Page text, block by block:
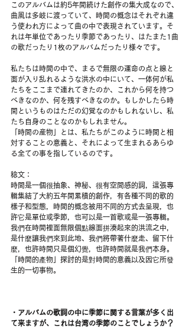
このアルバムは約5年間続けた創作の集大成なので、
曲風は多岐に渡っていて、時間の概念はそれぞれ違
う使われ方によって曲の中で表現されています。そ
れは年単位であったり季節であったり、はたまた1曲
の歌だったり1枚のアルバムだったり様々です。
私たちは時間の中で、まるで無限の運命の点と線と
面が入り乱れるような洪水の中にいて、一体何が私
たちをここまで連れてきたのか、これから何を持つ
べきなのか、何を残すべきなのか。もしかしたら時
間というものはただの幻覚なのかもしれないし、私
たち自身のことなのかもしれません。
「時間の産物」とは、私たちがこのように時間と相
対することの意義と、それによって生まれるあらゆ
る全ての事を指しているのです。
稔文：
時間是一個很抽象、神秘、很有空間感的詞，這張專
輯集結了大約五年間累積的創作，有各種不同的歌的
樣子和型態，時間的概念被用不同的方式去呈現，也
許它是單位或季節，也可以是一首歌或是一張專輯。
我們在時間裡面無限個點線面拼湊起來的洪流之中，
是什麼讓我們來到此地、我們將帶著什麼走、留下什
麼，也許時間只是個幻覺，也許時間就是我們本身。
「時間的產物」探討的是對時間的意義以及因它所發
生的一切事物。
・アルバムの歌詞の中に季節に関する言葉が多く出
て来ますが、これは台湾の季節のことでしょうか？